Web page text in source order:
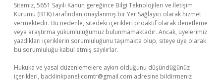
Sitemiz, 5651 Sayılı Kanun gereğince Bilgi Teknolojileri ve İletişim
Kurumu (BTK) tarafından onaylanmış bir Yer Sağlayıcı olarak hizmet
vermektedir. Bu nedenle, sitedeki içerikleri proaktif olarak denetleme
veya araştırma yükümlülüğümüz bulunmamaktadır. Ancak, üyelerimiz
yazdıkları içeriklerin sorumluluğunu taşımakta olup, siteye üye olarak
bu sorumluluğu kabul etmiş sayılırlar.
Hukuka ve yasal düzenlemelere aykırı olduğunu düşündüğünüz
içerikleri, backlinkpanelicomtr@gmail.com adresine bildirmeniz